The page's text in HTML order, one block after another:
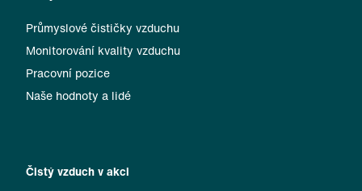
Průmyslové čističky vzduchu
Monitorování kvality vzduchu
Pracovní pozice
Naše hodnoty a lidé
Čistý vzduch v akci